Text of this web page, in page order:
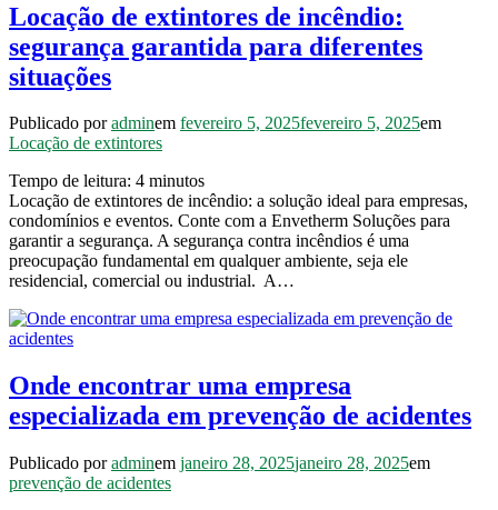
Locação de extintores de incêndio:
segurança garantida para diferentes
situações
Publicado poradminem fevereiro 5, 2025fevereiro 5, 2025em
Locação de extintores
Tempo de leitura: 4 minutos
Locação de extintores de incêndio: a solução ideal para empresas,
condomínios e eventos. Conte com a Envetherm Soluções para
garantir a segurança. A segurança contra incêndios é uma
preocupação fundamental em qualquer ambiente, seja ele
residencial, comercial ou industrial. A…
Onde encontrar uma empresa
especializada em prevenção de acidentes
Publicado poradminem janeiro 28, 2025janeiro 28, 2025em
prevenção de acidentes